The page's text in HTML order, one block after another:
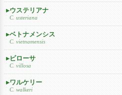
ウステリアナ
C. usteriana
ベトナメンシス
C. vietnamensis
ビローサ
C. villosa
ワルケリー
C. walkeri